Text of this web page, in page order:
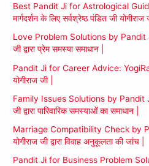
Best Pandit Ji for Astrological
मार्गदर्शन के लिए सर्वश्रेष्ठ पंडित जी योगीराज
Love Problem Solutions by Pandit
जी द्वारा प्रेम समस्या समाधान |
Pandit Ji for Career Advice:
योगीराज जी |
Family Issues Solutions by Pandit Ji
जी द्वारा पारिवारिक समस्याओं का समाधान |
Marriage Compatibility Check by
योगीराज जी द्वारा विवाह अनुकूलता की जांच |
Pandit Ji for Business Problem